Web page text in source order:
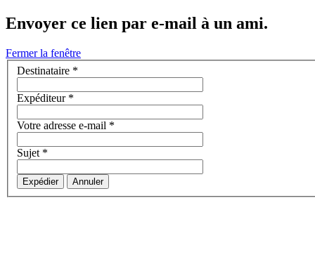
Envoyer ce lien par e-mail à un ami.
Fermer la fenêtre
Destinataire *
Expéditeur*
Votre adresse e-mail *
Sujet*
Expédier Annuler